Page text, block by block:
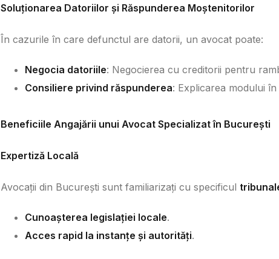
Soluționarea Datoriilor și Răspunderea Moștenitorilor
În cazurile în care defunctul are datorii, un avocat poate:
Negocia datoriile: Negocierea cu creditorii pentru
Consiliere privind răspunderea: Explicarea modului
Beneficiile Angajării unui Avocat Specializat în București
Expertiză Locală
Avocații din București sunt familiarizați cu specificul
Cunoașterea legislației locale.
Acces rapid la instanțe și autorități.